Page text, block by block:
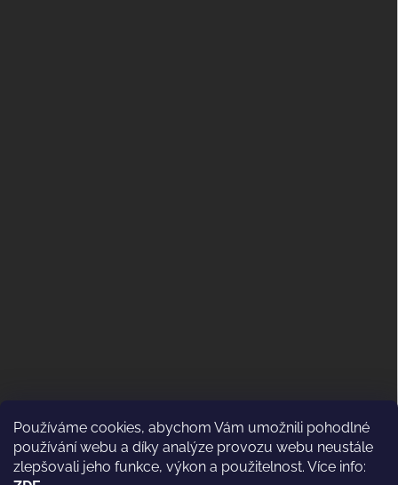
Používáme cookies, abychom Vám umožnili pohodlné
používání webu a díky analýze provozu webu neustále
zlepšovali jeho funkce, výkon a použitelnost. Více info:
ODSTOUPENÍ OD KUPNÍ SMLOUVY
(VRÁCENÍ)